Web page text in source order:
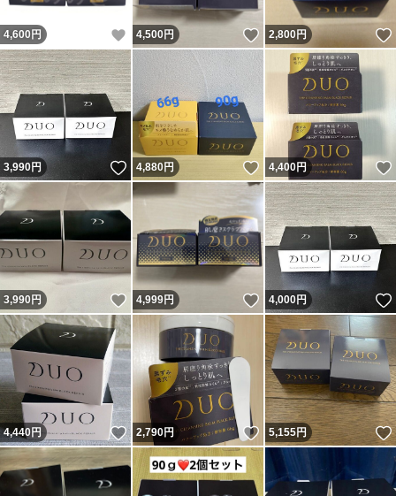
4,600 円 いいね！
4,500円 いいね！
2,800円
3,990円 いいね！
4,880円 いいね！
4,400円
3,990円 いいね！
4,999円 いいね！
4,000円
4,440円 いいね！
2,790円 いいね！
5,155円